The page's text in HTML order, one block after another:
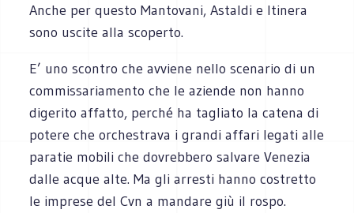
Anche per questo Mantovani, Astaldi e Itinera
sono uscite alla scoperto.
E’ uno scontro che avviene nello scenario di un
commissariamento che le aziende non hanno
digerito affatto, perché ha tagliato la catena di
potere che orchestrava i grandi affari legati alle
paratie mobili che dovrebbero salvare Venezia
dalle acque alte. Ma gli arresti hanno costretto
le imprese del Cvn a mandare giù il rospo.